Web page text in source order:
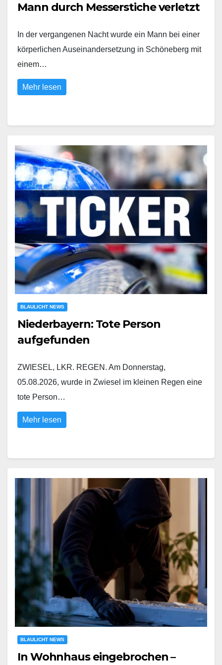
Mann durch Messerstiche verletzt
In der vergangenen Nacht wurde ein Mann bei einer
körperlichen Auseinandersetzung in Schöneberg mit
einem…
Mehr lesen
BLAULICHT NEWS
Niederbayern: Tote Person
aufgefunden
ZWIESEL, LKR. REGEN. Am Donnerstag,
05.08.2026, wurde in Zwiesel im kleinen Regen eine
tote Person…
Mehr lesen
BLAULICHT NEWS
In Wohnhaus eingebrochen –